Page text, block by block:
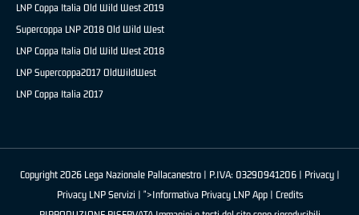
LNP Coppa Italia Old Wild West 2019
Supercoppa LNP 2018 Old Wild West
LNP Coppa Italia Old Wild West 2018
LNP Supercoppa2017 OldWildWest
LNP Coppa Italia 2017
Copyright 2026 Lega Nazionale Pallacanestro | P.IVA: 03290941206 | Privacy|
Privacy LNP Servizi | ">Informativa Privacy LNP App | Credits